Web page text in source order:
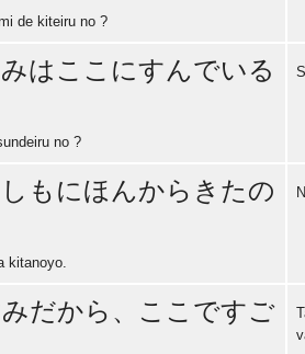
de kiteiru no ?
はここにすんでいる
no ?
もにほんからきたの
kitanoyo.
だから、ここですご